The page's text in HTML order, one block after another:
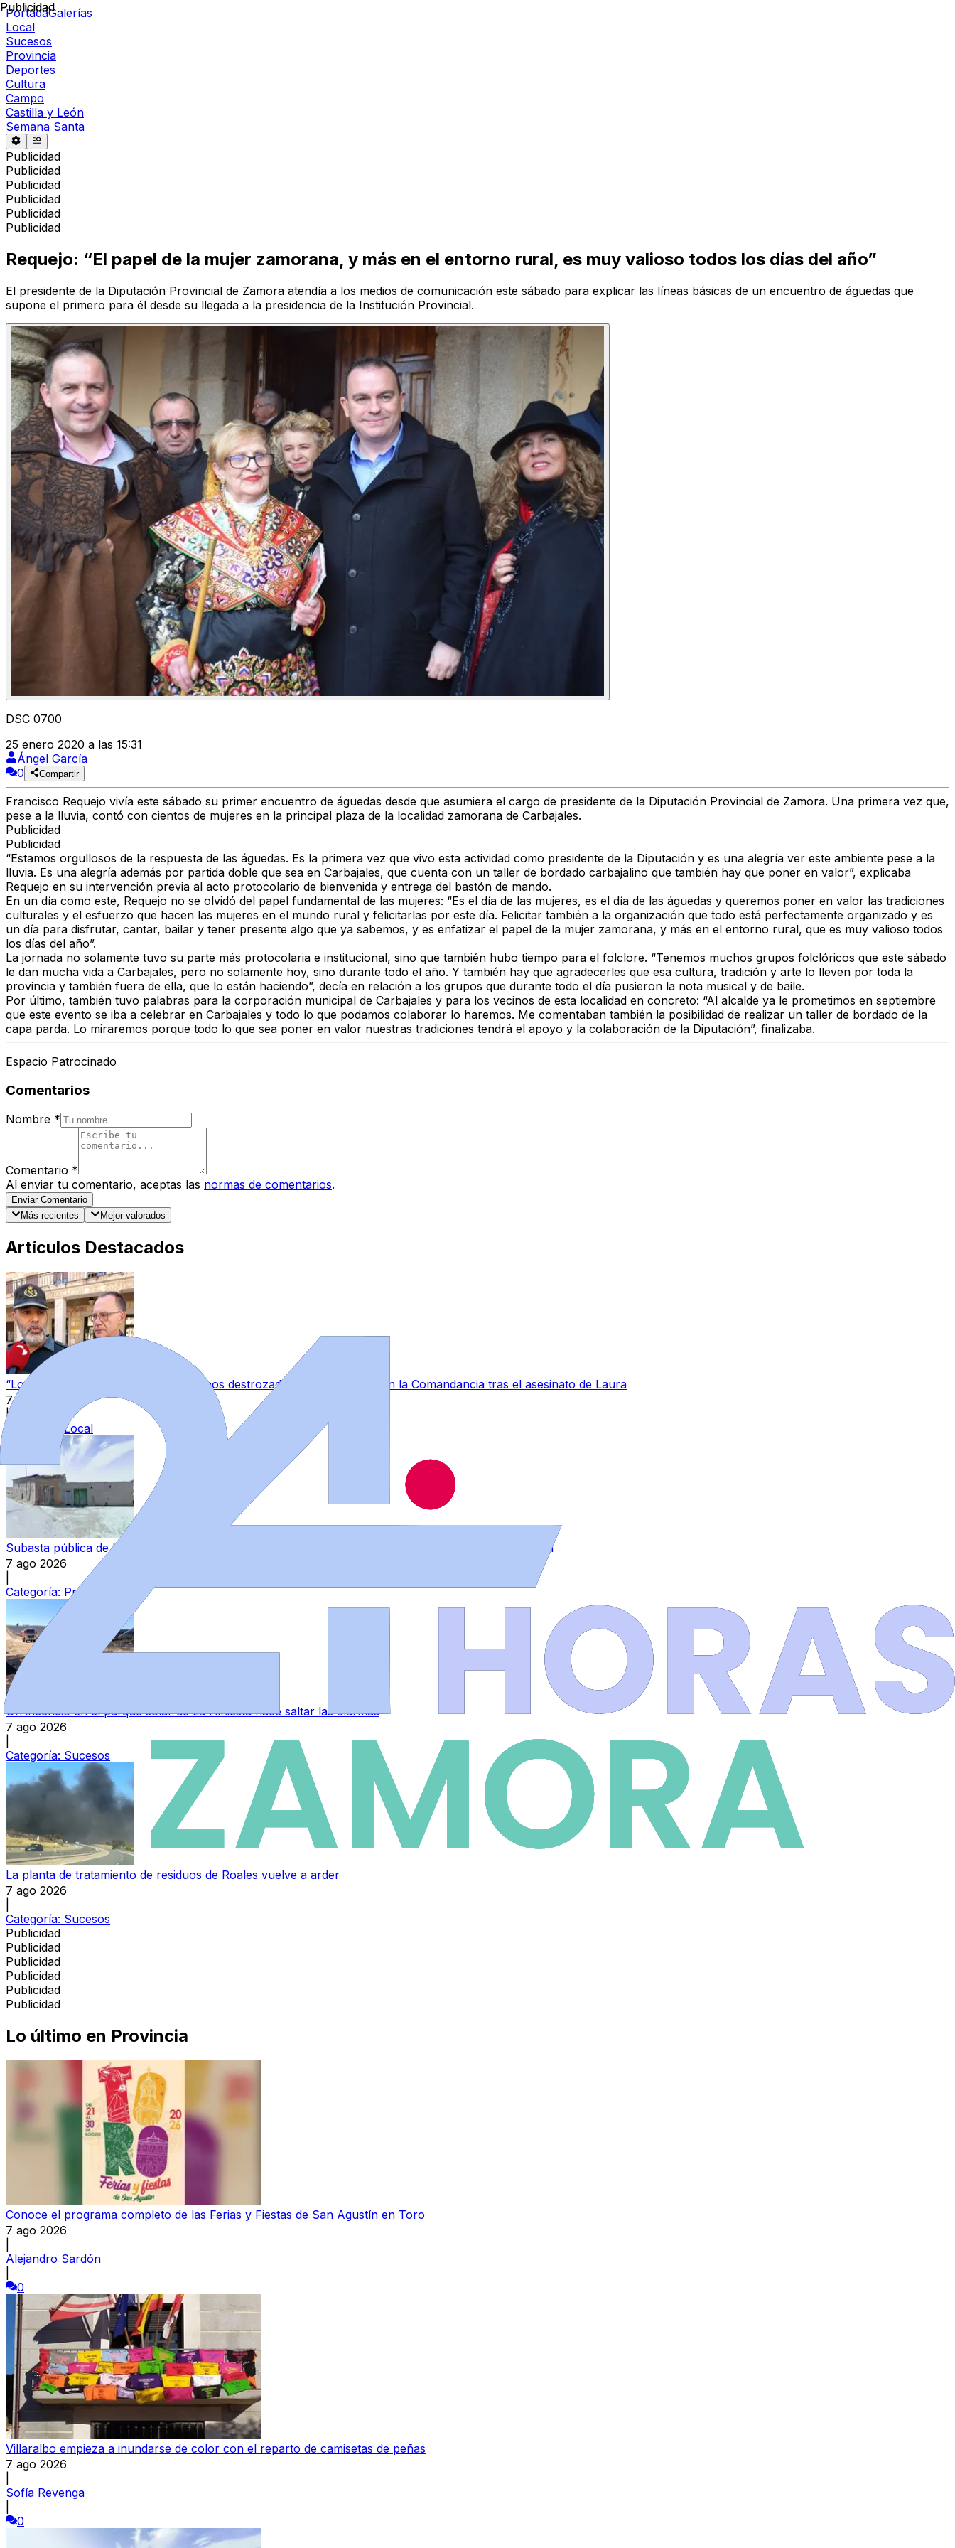
PortadaGalerías
Local
Sucesos
Provincia
Deportes
Cultura
Campo
Castilla y León
Semana Santa
Publicidad
Publicidad
Publicidad
Publicidad
Publicidad
Publicidad
Publicidad
Requejo: “El papel de la mujer zamorana, y más en el entorno rural, es muy valioso todos los días del año”
El presidente de la Diputación Provincial de Zamora atendía a los medios de comunicación este sábado para explicar las líneas básicas de un encuentro de águedas que
supone el primero para él desde su llegada a la presidencia de la Institución Provincial.
DSC 0700
25 enero 2020 a las 15:31
Ángel García
0
Compartir
Francisco Requejo vivía este sábado su primer encuentro de águedas desde que asumiera el cargo de presidente de la Diputación Provincial de Zamora. Una primera vez que,
pese a la lluvia, contó con cientos de mujeres en la principal plaza de la localidad zamorana de Carbajales.
Publicidad
Publicidad
“Estamos orgullosos de la respuesta de las águedas. Es la primera vez que vivo esta actividad como presidente de la Diputación y es una alegría ver este ambiente pese a la
lluvia. Es una alegría además por partida doble que sea en Carbajales, que cuenta con un taller de bordado carbajalino que también hay que poner en valor”, explicaba
Requejo en su intervención previa al acto protocolario de bienvenida y entrega del bastón de mando.
En un día como este, Requejo no se olvidó del papel fundamental de las mujeres: “Es el día de las mujeres, es el día de las águedas y queremos poner en valor las tradiciones
culturales y el esfuerzo que hacen las mujeres en el mundo rural y felicitarlas por este día. Felicitar también a la organización que todo está perfectamente organizado y es
un día para disfrutar, cantar, bailar y tener presente algo que ya sabemos, y es enfatizar el papel de la mujer zamorana, y más en el entorno rural, que es muy valioso todos
los días del año”.
La jornada no solamente tuvo su parte más protocolaria e institucional, sino que también hubo tiempo para el folclore. “Tenemos muchos grupos folclóricos que este sábado
le dan mucha vida a Carbajales, pero no solamente hoy, sino durante todo el año. Y también hay que agradecerles que esa cultura, tradición y arte lo lleven por toda la
provincia y también fuera de ella, que lo están haciendo”, decía en relación a los grupos que durante todo el día pusieron la nota musical y de baile.
Por último, también tuvo palabras para la corporación municipal de Carbajales y para los vecinos de esta localidad en concreto: “Al alcalde ya le prometimos en septiembre
que este evento se iba a celebrar en Carbajales y todo lo que podamos colaborar lo haremos. Me comentaban también la posibilidad de realizar un taller de bordado de la
capa parda. Lo miraremos porque todo lo que sea poner en valor nuestras tradiciones tendrá el apoyo y la colaboración de la Diputación”, finalizaba.
Espacio Patrocinado
Comentarios
Nombre *
Comentario *
Al enviar tu comentario, aceptas las normas de comentarios.
Enviar Comentario
Más recientes
Mejor valorados
Artículos Destacados
“Los guardias civiles de Zamora estamos destrozados”: la conmoción en la Comandancia tras el asesinato de Laura
7 ago 2026
|
Local
Subasta pública de bienes del Estado en Zamora: varios inmuebles en distintos puntos de la provincia
7 ago 2026
Categoría: Provincia
Un incendio en el parque solar de La Hiniesta hace saltar las alarmas
7 ago 2026
Categoría: Sucesos
La planta de tratamiento de residuos de Roales vuelve a arder
7 ago 2026
Categoría: Sucesos
Publicidad
Publicidad
Publicidad
Publicidad
Publicidad
Publicidad
Lo último en Provincia
Conoce el programa completo de las Ferias y Fiestas de San Agustín en Toro
7 ago 2026
Alejandro Sardón
0
Villaralbo empieza a inundarse de color con el reparto de camisetas de peñas
7 ago 2026
Sofía Revenga
0
Publicidad